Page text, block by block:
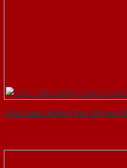
Cửa Thép Chống Cháy 2P van